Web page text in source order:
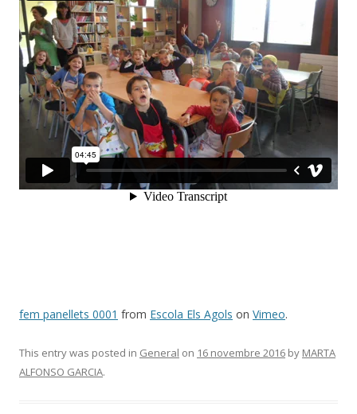
fem panellets 0001 from Escola Els Agols on Vimeo.
This entry was posted in General on 16 novembre 2016 by MARTA
ALFONSO GARCIA.